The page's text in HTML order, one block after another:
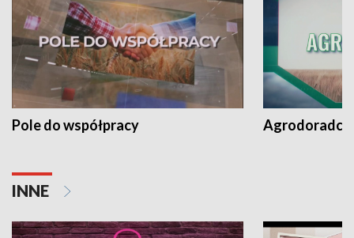
Pole do współpracy Agrodoradcy
INNE